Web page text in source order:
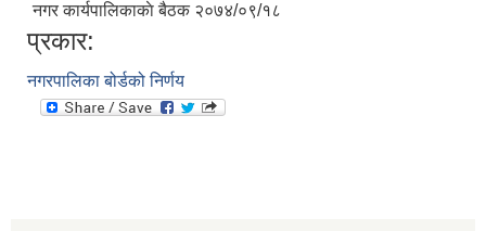
नगर कार्यपालिकाकाे बैठक २०७४/०९/१८
प्रकार:
नगरपालिका बोर्डको निर्णय